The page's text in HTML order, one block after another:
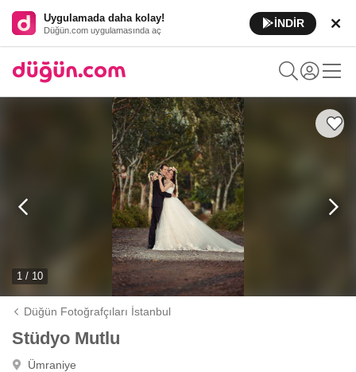
Uygulamada daha kolay!
Düğün.com uygulamasında aç
İNDİR
1 / 10
Düğün Fotoğrafçıları İstanbul
Stüdyo Mutlu
Ümraniye